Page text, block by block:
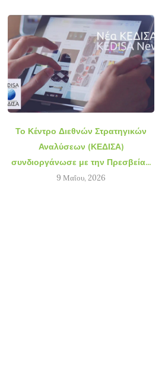
Το Κέντρο Διεθνών Στρατηγικών
Αναλύσεων (ΚΕΔΙΣΑ)
συνδιοργάνωσε με την Πρεσβεία...
9 Μαΐου, 2026